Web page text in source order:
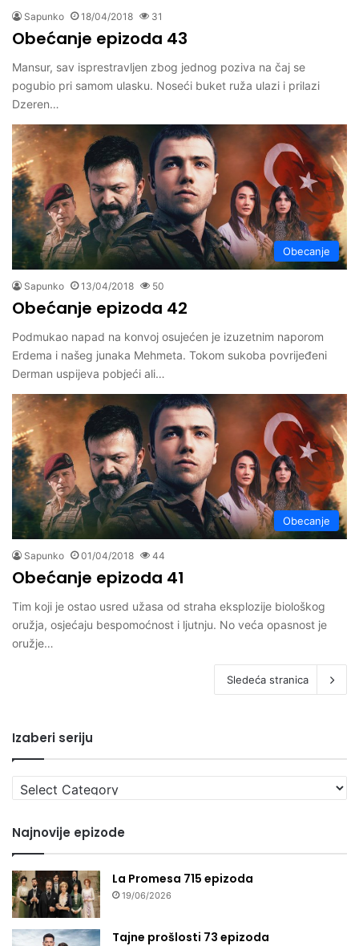
Sapunko 18/04/2018 31
Obećanje epizoda 43
Mansur, sav isprestravljen zbog jednog poziva na čaj se
pogubio pri samom ulasku. Noseći buket ruža ulazi i prilazi
Dzeren…
Obecanje
Sapunko 13/04/2018 50
Obećanje epizoda 42
Podmukao napad na konvoj osujećen je izuzetnim naporom
Erdema i našeg junaka Mehmeta. Tokom sukoba povrijeđeni
Derman uspijeva pobjeći ali…
Obecanje
Sapunko 01/04/2018 44
Obećanje epizoda 41
Tim koji je ostao usred užasa od straha eksplozije biološkog
oružja, osjećaju bespomoćnost i ljutnju. No veća opasnost je
oružje…
Sledeća stranica
Izaberi seriju
Izaberi
seriju
Najnovije epizode
La Promesa 715 epizoda
19/06/2026
Tajne prošlosti 73 epizoda